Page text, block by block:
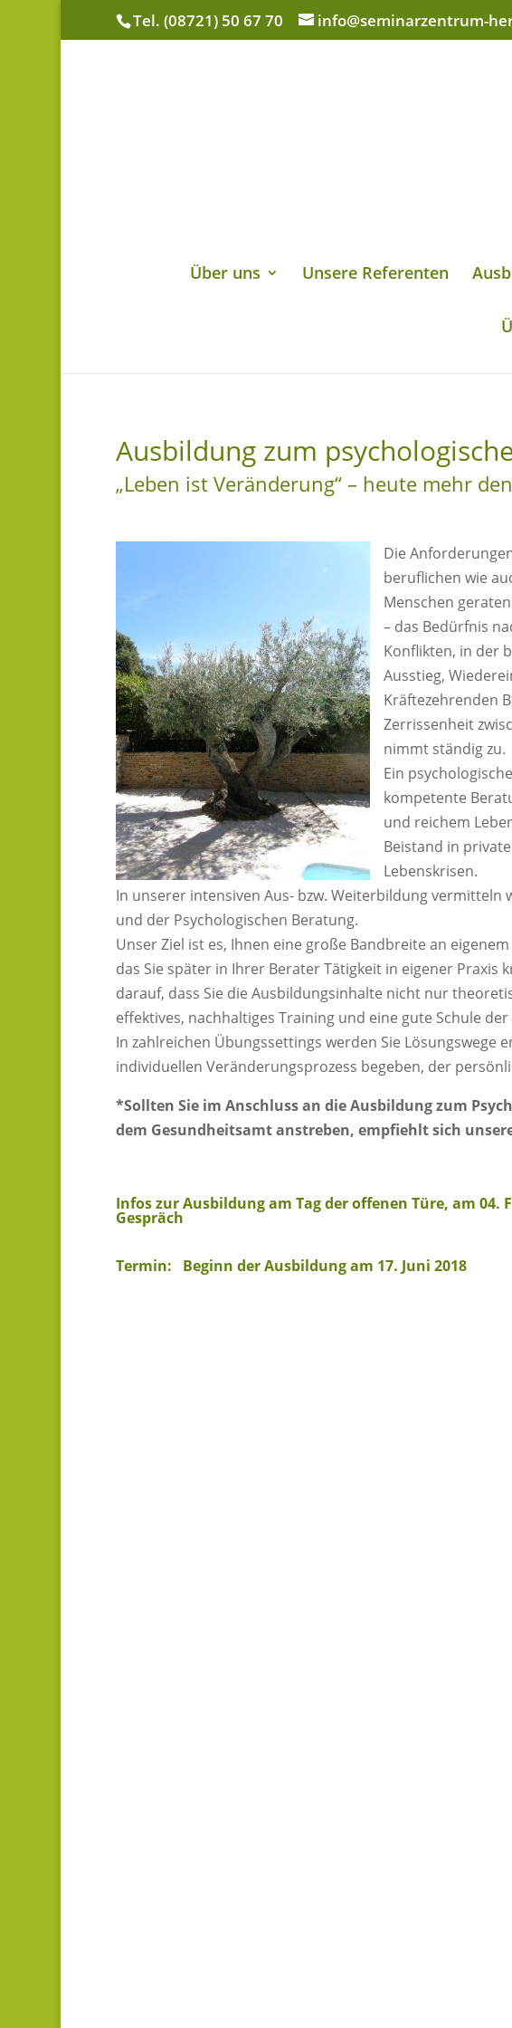
Tel. (08721) 50 67 70 info@seminarzentrum-
Über uns Unsere Referenten
Ausbildung zum
„Leben ist Veränderung“ – heute mehr
Die
beruflichen wie
Menschen
– das Bedürfnis
Konflikten, in der
Ausstieg,
Kräftezehrenden
Zerrissenheit
nimmt ständig zu.
Ein
kompetente
und reichem
Beistand in
Lebenskrisen.
In unserer intensiven Aus- bzw. Weiterbildung vermitteln
und der Psychologischen Beratung.
Unser Ziel ist es, Ihnen eine große Bandbreite an
das Sie später in Ihrer Berater Tätigkeit in eigener Praxis
darauf, dass Sie die Ausbildungsinhalte nicht nur
effektives, nachhaltiges Training und eine gute Schule
In zahlreichen Übungssettings werden Sie Lösungswege
individuellen Veränderungsprozess begeben, der
*Sollten Sie im Anschluss an die Ausbildung zum
dem Gesundheitsamt anstreben, empfiehlt sich
Infos zur Ausbildung am Tag der offenen Türe, am 04.
Gespräch
Termin: Beginn der Ausbildung am 17. Juni 2018